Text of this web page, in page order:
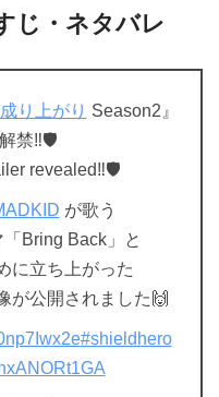
じ・ネタバレ
り上がり Season2』
禁‼🛡
revealed‼🛡
が歌う
Bring Back」と
に立ち上がった
が公開されました🙌
#shieldhero